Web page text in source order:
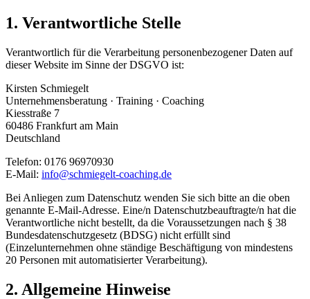
1. Verantwortliche Stelle
Verantwortlich für die Verarbeitung personenbezogener Daten auf
dieser Website im Sinne der DSGVO ist:
Kirsten Schmiegelt
Unternehmensberatung · Training · Coaching
Kiesstraße 7
60486 Frankfurt am Main
Deutschland
Telefon: 0176 96970930
E-Mail: info@schmiegelt-coaching.de
Bei Anliegen zum Datenschutz wenden Sie sich bitte an die oben
genannte E-Mail-Adresse. Eine/n Datenschutzbeauftragte/n hat die
Verantwortliche nicht bestellt, da die Voraussetzungen nach § 38
Bundesdatenschutzgesetz (BDSG) nicht erfüllt sind
(Einzelunternehmen ohne ständige Beschäftigung von mindestens
20 Personen mit automatisierter Verarbeitung).
2. Allgemeine Hinweise